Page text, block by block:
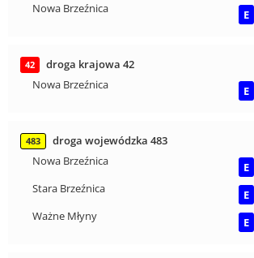
Nowa Brzeźnica
E
42
droga krajowa 42
Nowa Brzeźnica
E
483
droga wojewódzka 483
Nowa Brzeźnica
E
Stara Brzeźnica
E
Ważne Młyny
E